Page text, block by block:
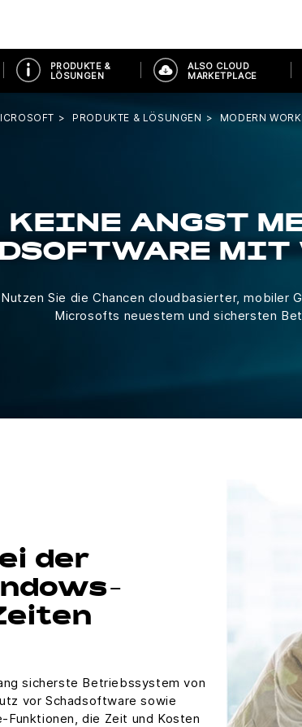
PRODUKTE &
LÖSUNGEN
ALSO CLOUD
MARKETPLACE
PRODUKTE & LÖSUNGEN MODERN
KEINE ANGST
Nutzen Sie die Chancen cloudbasierter, mobiler
Microsofts neuestem und sichersten
der
sicherste Betriebssystem von
vor Schadsoftware sowie
die Zeit und Kosten